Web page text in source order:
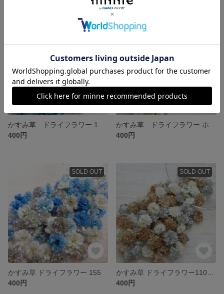
SOLD OUT
400円
400円
SOLD OUT
かすみ草 ドライフラワー 155
400円
SOLD OUT
400円